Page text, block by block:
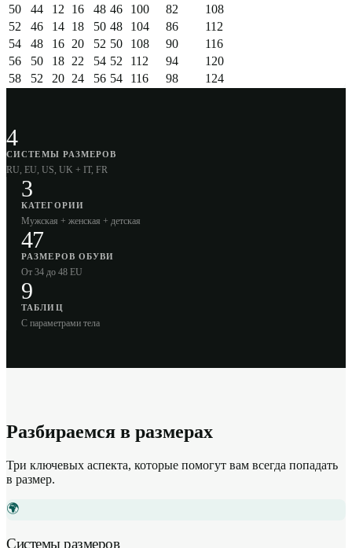
50
44 12 16 48 46 100 82
108
52
46 14 18 50 48 104 86
112
54
48 16 20 52 50 108 90
116
56
50 18 22 54 52 112 94
120
58
52 20 24 56 54 116 98 124
4
СИСТЕМЫ РАЗМЕРОВ
RU, EU, US, UK + IT, FR
3
КАТЕГОРИИ
Мужская + женская + детская
47
РАЗМЕРОВ ОБУВИ
От 34 до 48 EU
9
ТАБЛИЦ
С параметрами тела
Разбираемся в размерах
Три ключевых аспекта, которые помогут вам всегда попадать
в размер.
🌍
Системы размеров